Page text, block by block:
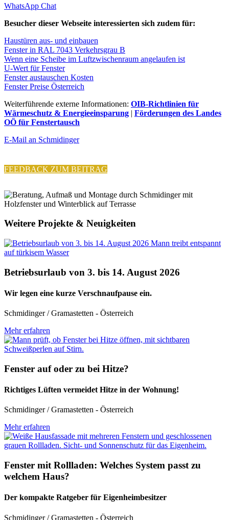
WhatsApp Chat
Besucher dieser Webseite interessierten sich zudem für:
Haustüren aus- und einbauen
Fenster in RAL 7043 Verkehrsgrau B
Wenn eine Scheibe im Luftzwischenraum angelaufen ist
U-Wert für Fenster
Fenster austauschen Kosten
Fenster Preise Österreich
Weiterführende externe Informationen: OIB-Richtlinien für
Wärmeschutz & Energieeinsparung | Förderungen des Landes
OÖ für Fenstertausch
E-Mail an Schmidinger
FEEDBACK ZUM BEITRAG
Weitere Projekte & Neuigkeiten
Betriebsurlaub von 3. bis 14. August 2026
Wir legen eine kurze Verschnaufpause ein.
Schmidinger / Gramastetten - Österreich
Mehr erfahren
Fenster auf oder zu bei Hitze?
Richtiges Lüften vermeidet Hitze in der Wohnung!
Schmidinger / Gramastetten - Österreich
Mehr erfahren
Fenster mit Rollladen: Welches System passt zu
welchem Haus?
Der kompakte Ratgeber für Eigenheimbesitzer
Schmidinger / Gramastetten - Österreich